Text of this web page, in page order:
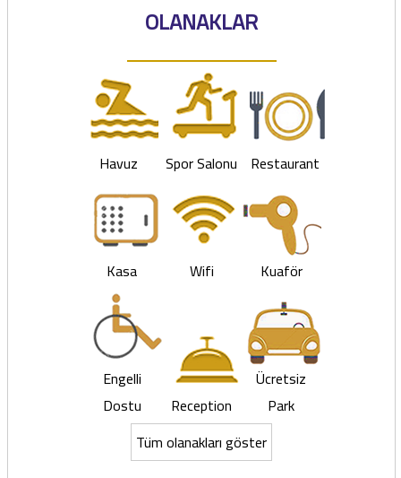
OLANAKLAR
Havuz Spor Salonu Restaurant
Kasa Wifi Kuaför
Engelli
Dostu
Reception
Ücretsiz
Park
Tüm olanakları göster